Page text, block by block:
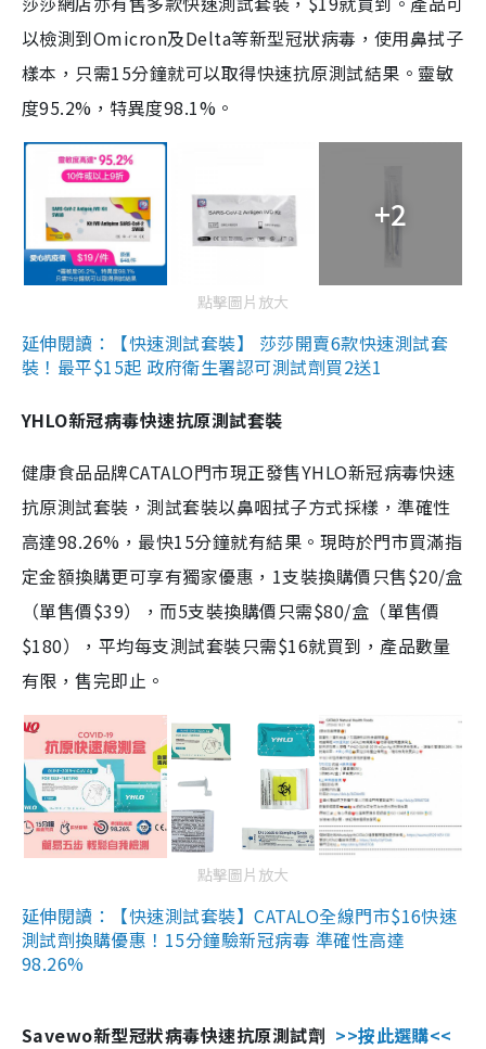
以檢測到Omicron及Delta等新型冠狀病毒，使用鼻拭子
樣本，只需15分鐘就可以取得快速抗原測試結果。靈敏
度95.2%，特異度98.1%。
+2
點擊圖片放大
延伸閱讀：【快速測試套裝】 莎莎開賣6款快速測試套
裝！最平$15起 政府衛生署認可測試劑買2送1
YHLO新冠病毒快速抗原測試套裝
健康食品品牌CATALO門市現正發售YHLO新冠病毒快速
抗原測試套裝，測試套裝以鼻咽拭子方式採樣，準確性
高達98.26%，最快15分鐘就有結果。現時於門市買滿指
定金額換購更可享有獨家優惠，1支裝換購價只售$20/盒
（單售價$39），而5支裝換購價只需$80/盒（單售價
$180），平均每支測試套裝只需$16就買到，產品數量
有限，售完即止。
點擊圖片放大
延伸閱讀：【快速測試套裝】CATALO全線門市$16快速
測試劑換購優惠！15分鐘驗新冠病毒 準確性高達
98.26%
Savewo新型冠狀病毒快速抗原測試劑 >>按此選購<<